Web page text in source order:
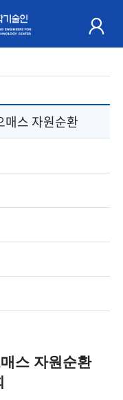
스 자원순환
스 자원순환